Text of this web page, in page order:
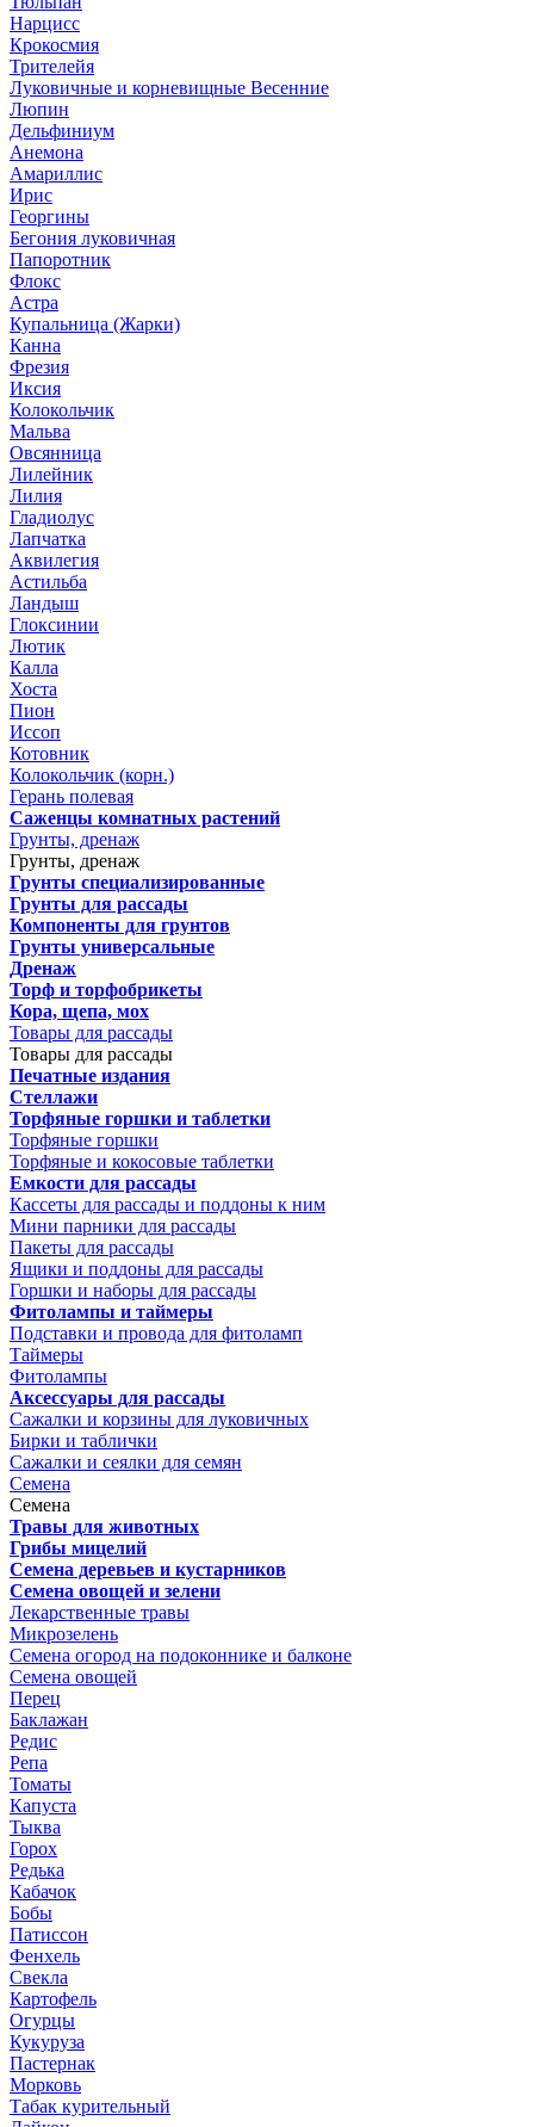
Нарцисс
Крокосмия
Трителейя
Луковичные и корневищные Весенние
Люпин
Дельфиниум
Анемона
Амариллис
Ирис
Георгины
Бегония луковичная
Папоротник
Флокс
Астра
Купальница (Жарки)
Канна
Фрезия
Иксия
Колокольчик
Мальва
Овсянница
Лилейник
Лилия
Гладиолус
Лапчатка
Аквилегия
Астильба
Ландыш
Глоксинии
Лютик
Калла
Хоста
Пион
Иссоп
Котовник
Колокольчик (корн.)
Герань полевая
Саженцы комнатных растений
Грунты, дренаж
Грунты, дренаж
Грунты специализированные
Грунты для рассады
Компоненты для грунтов
Грунты универсальные
Дренаж
Торф и торфобрикеты
Кора, щепа, мох
Товары для рассады
Товары для рассады
Печатные издания
Стеллажи
Торфяные горшки и таблетки
Торфяные горшки
Торфяные и кокосовые таблетки
Емкости для рассады
Кассеты для рассады и поддоны к ним
Мини парники для рассады
Пакеты для рассады
Ящики и поддоны для рассады
Горшки и наборы для рассады
Фитолампы и таймеры
Подставки и провода для фитоламп
Таймеры
Фитолампы
Аксессуары для рассады
Сажалки и корзины для луковичных
Бирки и таблички
Сажалки и сеялки для семян
Семена
Семена
Травы для животных
Грибы мицелий
Семена деревьев и кустарников
Семена овощей и зелени
Лекарственные травы
Микрозелень
Семена огород на подоконнике и балконе
Семена овощей
Перец
Баклажан
Редис
Репа
Томаты
Капуста
Тыква
Горох
Редька
Кабачок
Бобы
Патиссон
Фенхель
Свекла
Картофель
Огурцы
Кукуруза
Пастернак
Морковь
Табак курительный